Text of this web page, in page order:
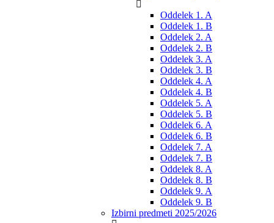
Oddelek 1. A
Oddelek 1. B
Oddelek 2. A
Oddelek 2. B
Oddelek 3. A
Oddelek 3. B
Oddelek 4. A
Oddelek 4. B
Oddelek 5. A
Oddelek 5. B
Oddelek 6. A
Oddelek 6. B
Oddelek 7. A
Oddelek 7. B
Oddelek 8. A
Oddelek 8. B
Oddelek 9. A
Oddelek 9. B
Izbirni predmeti 2025/2026